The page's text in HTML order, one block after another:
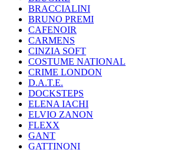
BRACCIALINI
BRUNO PREMI
CAFENOIR
CARMENS
CINZIA SOFT
COSTUME NATIONAL
CRIME LONDON
D.A.T.E.
DOCKSTEPS
ELENA IACHI
ELVIO ZANON
FLEXX
GANT
GATTINONI